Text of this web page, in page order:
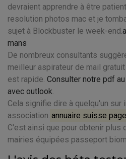
devraient apprendre à être
resolution photos mac et je
sujet à Blockbuster le week-end.
mans
De nombreux consultants
meilleur aspirateur de mail
est rapide. Consulter notre pdf
avec outlook.
Cela signifie dire à quelqu'un sur
association. annuaire suisse
C'est ainsi que pour obtenir
mairies équipées passeport